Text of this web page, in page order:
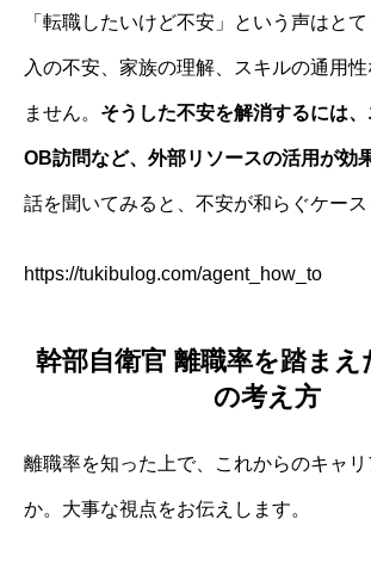
「転職したいけど不安」という声はと
入の不安、家族の理解、スキルの通用
ません。 そうした不安を解消するには
OB訪問など、外部リソースの活用が効
話を聞いてみると、不安が和らぐケース
https://tukibulog.com/agent_how_to
幹部自衛官 離職率を踏ま
の考え方
離職率を知った上で、これからのキャ
か。大事な視点をお伝えします。